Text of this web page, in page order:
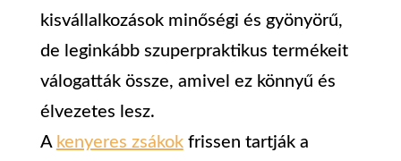
kisvállalkozások minőségi és gyönyörű,
de leginkább szuperpraktikus termékeit
válogatták össze, amivel ez könnyű és
élvezetes lesz.
A kenyeres zsákok frissen tartják a